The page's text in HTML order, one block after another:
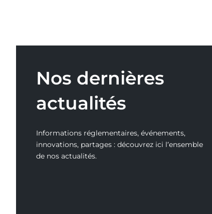
Nos dernières
actualités
Informations réglementaires, événements,
innovations, partages : découvrez ici l‘ensemble
de nos actualités.